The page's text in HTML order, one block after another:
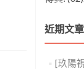
近期文章
[玖陽